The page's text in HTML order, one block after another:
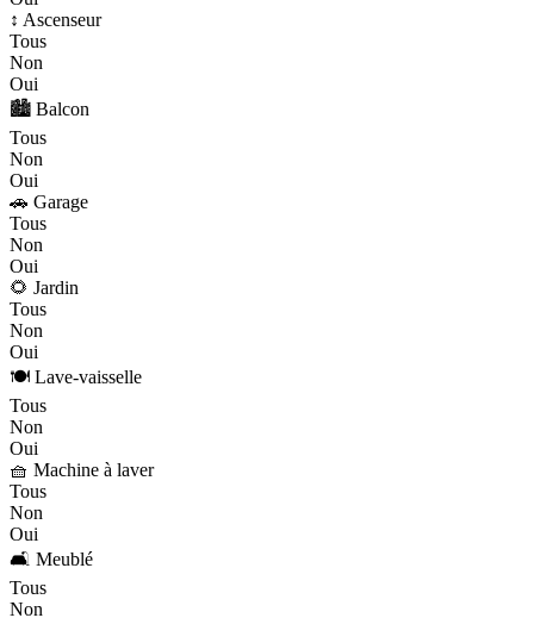
↕️ Ascenseur
Tous
Non
Oui
🏙️ Balcon
Tous
Non
Oui
🚗 Garage
Tous
Non
Oui
🌻 Jardin
Tous
Non
Oui
🍽️ Lave-vaisselle
Tous
Non
Oui
🧺 Machine à laver
Tous
Non
Oui
🛋️ Meublé
Tous
Non